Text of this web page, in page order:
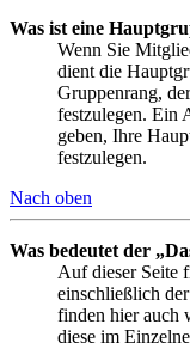
Was ist eine
Wenn Sie
dient die
Gruppenrang,
festzulegen. Ein
geben, Ihre
festzulegen.
Nach oben
Was bedeutet der
Auf dieser Seite
einschließlich
finden hier auch
diese im